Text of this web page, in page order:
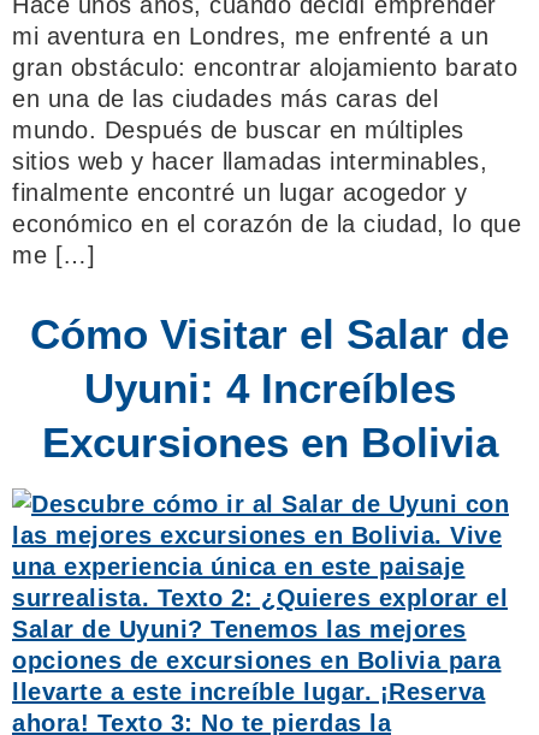
mi aventura en Londres, me enfrenté a un
gran obstáculo: encontrar alojamiento barato
en una de las ciudades más caras del
mundo. Después de buscar en múltiples
sitios web y hacer llamadas interminables,
finalmente encontré un lugar acogedor y
económico en el corazón de la ciudad, lo que
me […]
Cómo Visitar el Salar de
Uyuni: 4 Increíbles
Excursiones en Bolivia